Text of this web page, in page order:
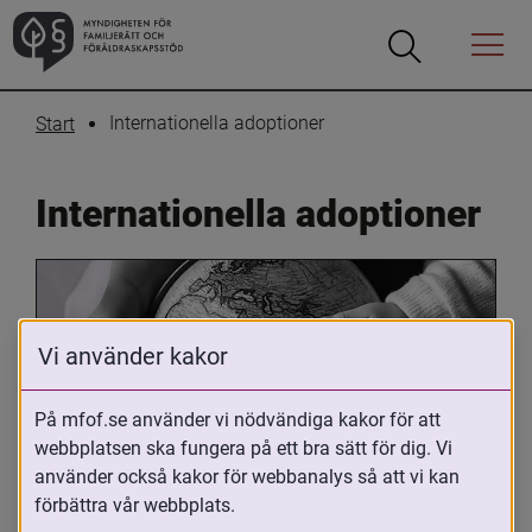
Öppna
Öppna
Menyn
Start Internationella adoptioner
Internationella adoptioner
Oavsett om du är adopterad,
adoptivförälder eller arbetar med
Vi använder kakor
På mfof.se använder vi nödvändiga kakor för att
webbplatsen ska fungera på ett bra sätt för dig. Vi
använder också kakor för webbanalys så att vi kan
förbättra vår webbplats.